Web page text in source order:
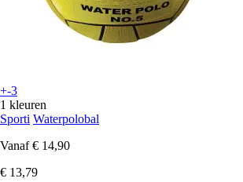
+-3
1 kleuren
Sporti Waterpolobal
Vanaf € 14,90
€ 13,79